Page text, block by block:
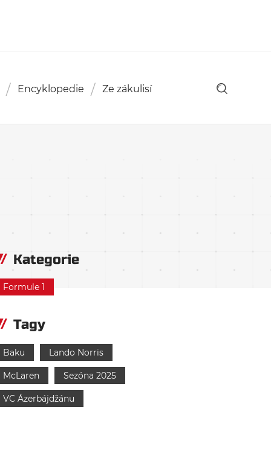
Encyklopedie Ze zákulisí
Kategorie
Formule 1
Tagy
Baku Lando Norris
McLaren Sezóna 2025
VC Ázerbájdžánu